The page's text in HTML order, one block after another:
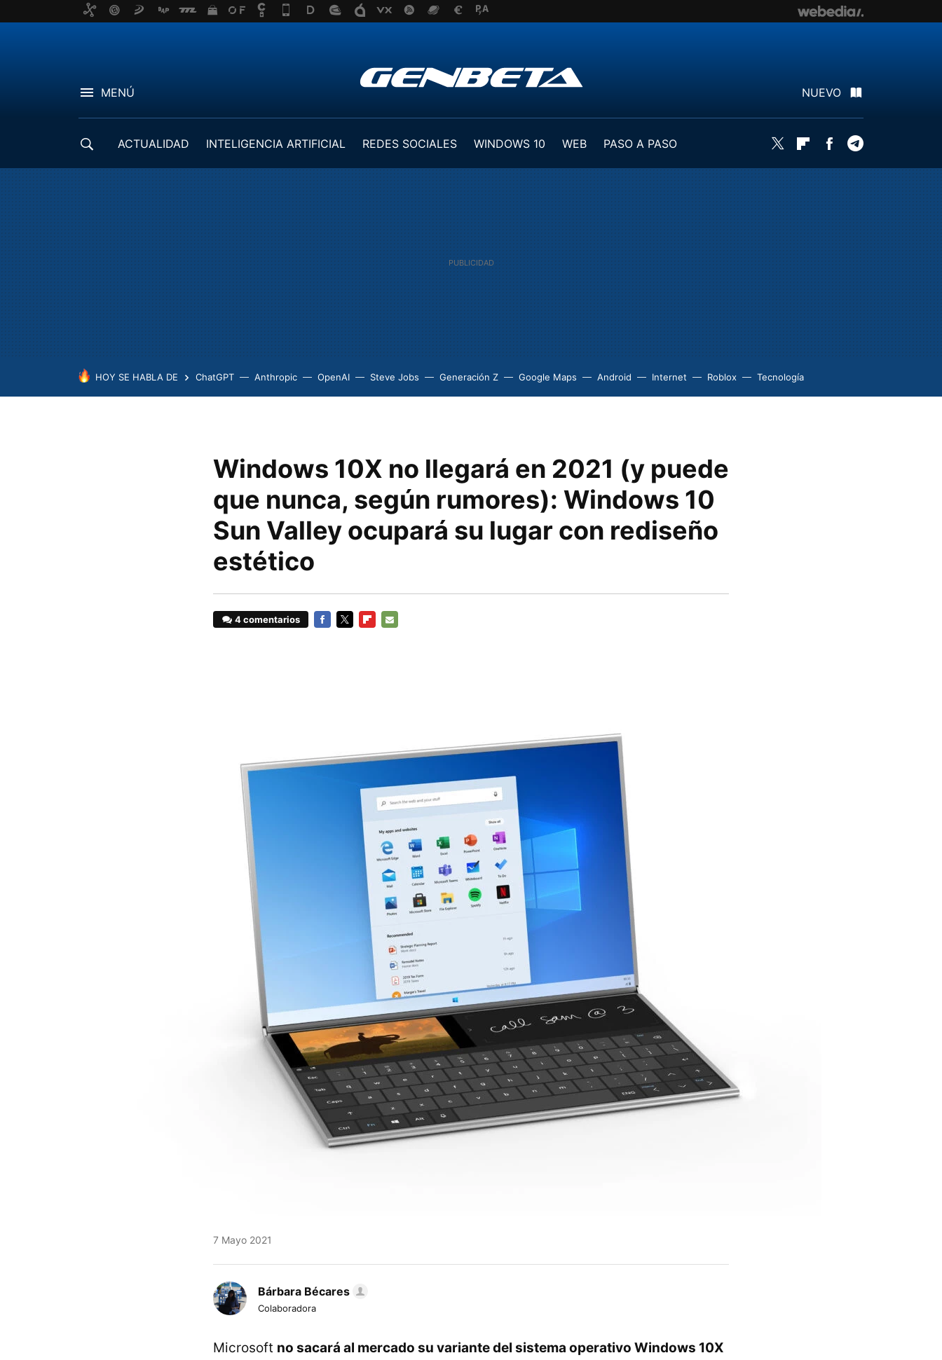
MENÚ NUEVO
ACTUALIDAD INTELIGENCIA ARTIFICIAL REDES SOCIALES WINDOWS 10 WEB
PASO A PASO
Twitter FlipboardFacebook
HOY SE HABLA DE ChatGPT Anthropic OpenAI Steve Jobs Generación Z Google Maps Android Internet Roblox Tecnología
Windows 10X no llegará en 2021 (y puede
que nunca, según rumores): Windows 10
Sun Valley ocupará su lugar con rediseño
estético
4 comentarios
7 Mayo 2021
Bárbara Bécares
Colaboradora
Microsoft no sacará al mercado su variante del sistema operativo Windows 10X